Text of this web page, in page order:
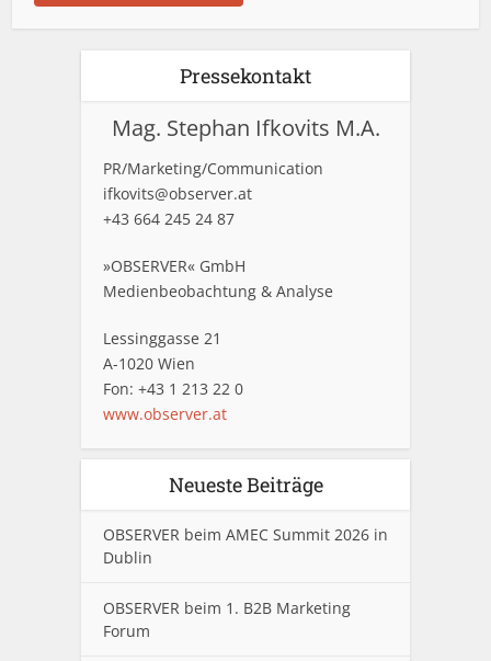
Pressekontakt
Mag. Stephan Ifkovits M.A.
PR/Marketing/Communication
ifkovits@observer.at
+43 664 245 24 87
»OBSERVER« GmbH
Medienbeobachtung & Analyse
Lessinggasse 21
A-1020 Wien
Fon: +43 1 213 22 0
www.observer.at
Neueste Beiträge
OBSERVER beim AMEC Summit 2026 in
Dublin
OBSERVER beim 1. B2B Marketing
Forum